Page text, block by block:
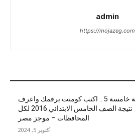
admin
https://mojazeg.com
نتيجة خامسة 5 .. اكتب كومنت برقمك واعرف
نتيجة الصف الخامس الابتدائي 2016 لكل
المحافظات – موجز مصر
أكتوبر 5, 2024